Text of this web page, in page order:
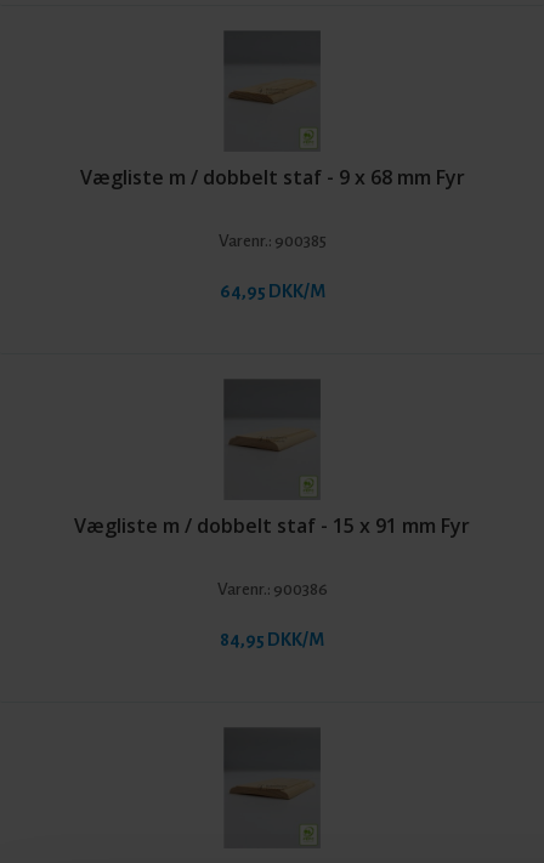
Vægliste m / dobbelt staf - 9 x 68 mm Fyr
Varenr.: 900385
64,95 DKK/M
Vægliste m / dobbelt staf - 15 x 91 mm Fyr
Varenr.: 900386
84,95 DKK/M